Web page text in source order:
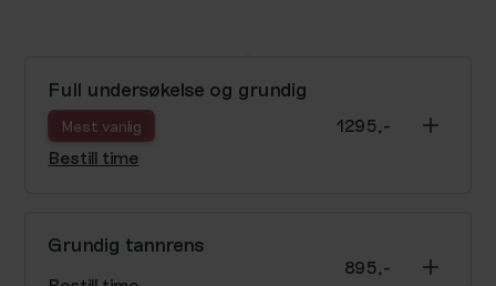
Mest vanlig
Full undersøkelse og grundig
rens
Bestill time
1295,-
Les mer
Grundig tannrens
895,-